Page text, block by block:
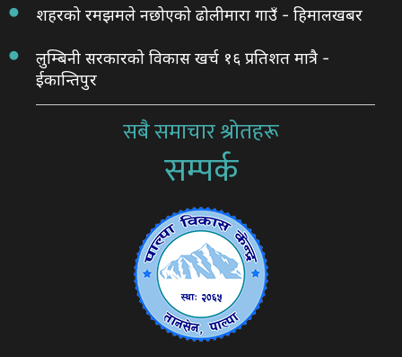
शहरको रमझमले नछोएको ढोलीमारा गाउँ - हिमालखबर
लुम्बिनी सरकारको विकास खर्च १६ प्रतिशत मात्रै -
ईकान्तिपुर
सबै समाचार श्रोतहरू
सम्पर्क